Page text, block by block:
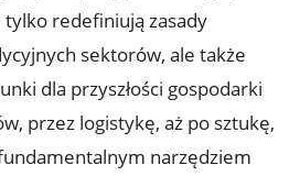
redefiniują zasady
sektorów, ale⁤ także
dla ​przyszłości gospodarki
przez logistykę,‍ aż po sztukę,
narzędziem